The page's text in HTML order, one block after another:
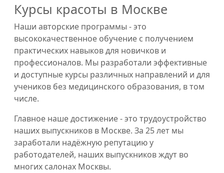
Курсы красоты в Москве
Наши авторские программы - это
высококачественное обучение с получением
практических навыков для новичков и
профессионалов. Мы разработали эффективные
и доступные курсы различных направлений и для
учеников без медицинского образования, в том
числе.
Главное наше достижение - это трудоустройство
наших выпускников в Москве. За 25 лет мы
заработали надёжную репутацию у
работодателей, наших выпускников ждут во
многих салонах Москвы.